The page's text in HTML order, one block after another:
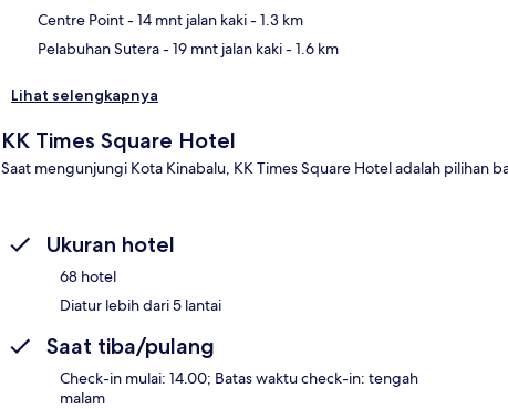
Centre Point- 14 mnt jalan kaki- 1.3 km
Pelabuhan Sutera- 19 mnt jalan kaki- 1.6 km
Lihat selengkapnya
KK Times Square Hotel
Saat mengunjungi Kota Kinabalu, KK Times Square Hotel adalah pilihan
Ukuran hotel
68 hotel
Diatur lebih dari 5 lantai
Saat tiba/pulang
Check-in mulai: 14.00; Batas waktu check-in: tengah
malam